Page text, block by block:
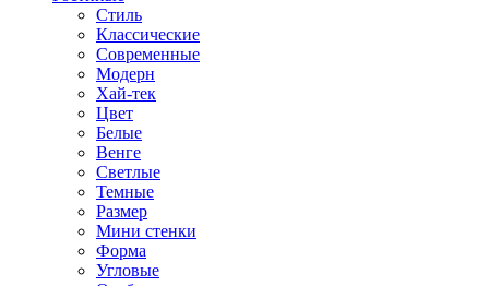
Стиль
Классические
Современные
Модерн
Хай-тек
Цвет
Белые
Венге
Светлые
Темные
Размер
Мини стенки
Форма
Угловые